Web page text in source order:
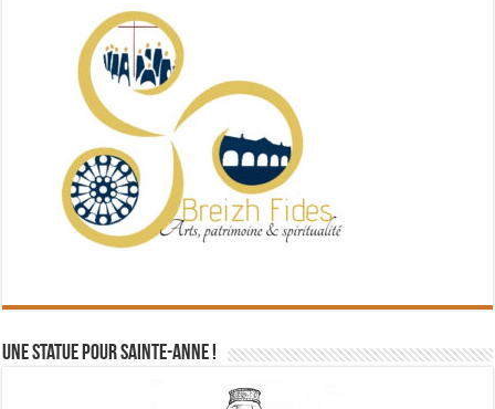
Une statue pour Sainte-Anne !